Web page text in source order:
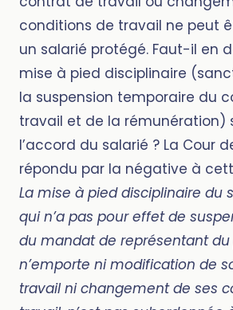
conditions de travail ne peut
un salarié protégé. Faut-il en
mise à pied disciplinaire
la suspension temporaire du
travail et de la rémunération)
l’accord du salarié ? La Cour
répondu par la négative à
La mise à pied disciplinaire du
qui n’a pas pour effet de
du mandat de représentant
n’emporte ni modification de
travail ni changement de ses